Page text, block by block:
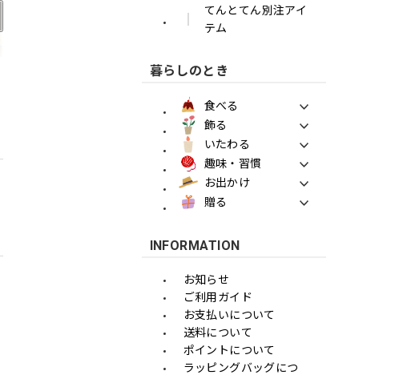
てんとてん別注アイ
テム
暮らしのとき
食べる
飾る
いたわる
趣味・習慣
お出かけ
贈る
INFORMATION
お知らせ
ご利用ガイド
お支払いについて
送料について
ポイントについて
ラッピングバッグにつ